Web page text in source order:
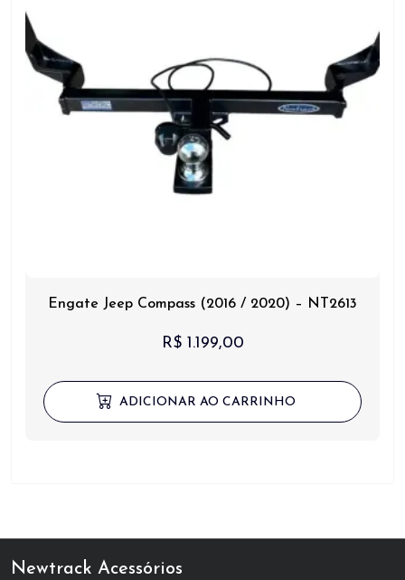
Engate Jeep Compass (2016 / 2020) – NT2613
R$1.199,00
ADICIONAR AO CARRINHO
Newtrack Acessórios